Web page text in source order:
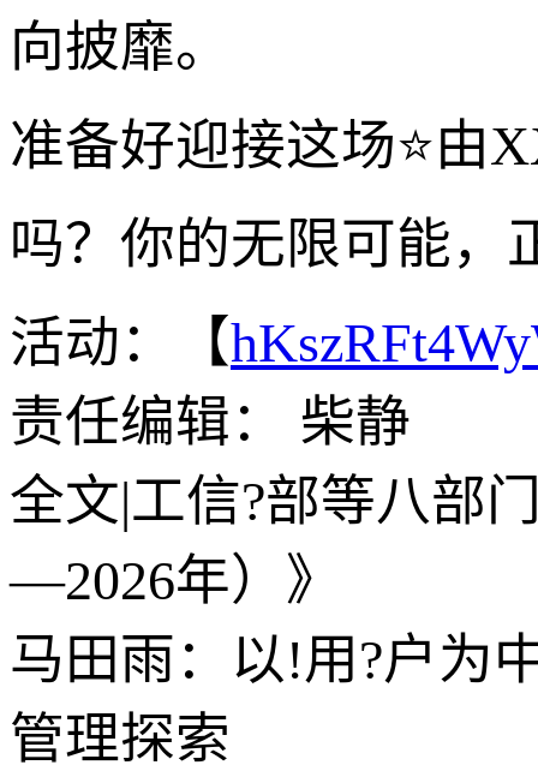
向披靡。
准备好迎接这场⭐由
吗？你的无限可能，
活动：【
责任编辑： 柴静
全文|工信?部等八部
—2026年）》
马田雨：以!用?户为
管理探索